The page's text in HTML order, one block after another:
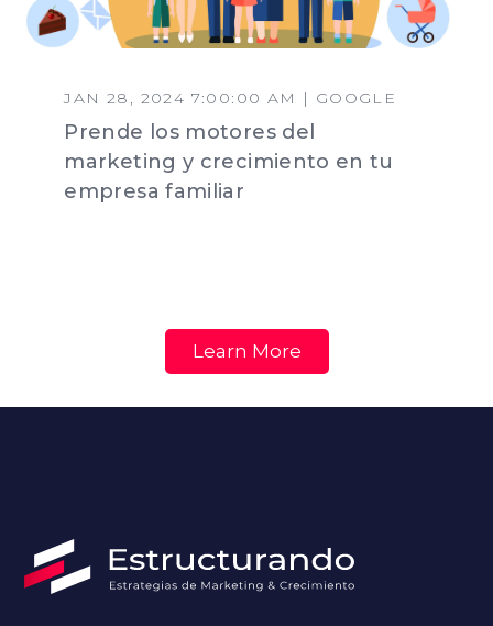
JAN 28, 2024 7:00:00 AM | GOOGLE
Prende los motores del
marketing y crecimiento en tu
empresa familiar
Learn More